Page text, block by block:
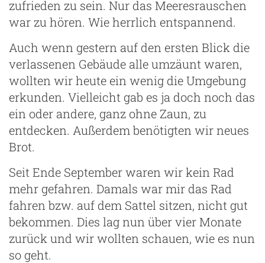
zufrieden zu sein. Nur das Meeresrauschen
war zu hören. Wie herrlich entspannend.
Auch wenn gestern auf den ersten Blick die
verlassenen Gebäude alle umzäunt waren,
wollten wir heute ein wenig die Umgebung
erkunden. Vielleicht gab es ja doch noch das
ein oder andere, ganz ohne Zaun, zu
entdecken. Außerdem benötigten wir neues
Brot.
Seit Ende September waren wir kein Rad
mehr gefahren. Damals war mir das Rad
fahren bzw. auf dem Sattel sitzen, nicht gut
bekommen. Dies lag nun über vier Monate
zurück und wir wollten schauen, wie es nun
so geht.